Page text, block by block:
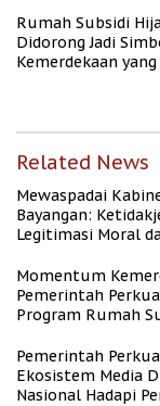
Rumah Subsidi
Didorong Jadi
Kemerdekaan
Related News
Mewaspadai
Bayangan:
Legitimasi Moral
Momentum
Pemerintah
Program Rumah
Berpenghasilan
Pemerintah
Ekosistem Media
Nasional Hadapi